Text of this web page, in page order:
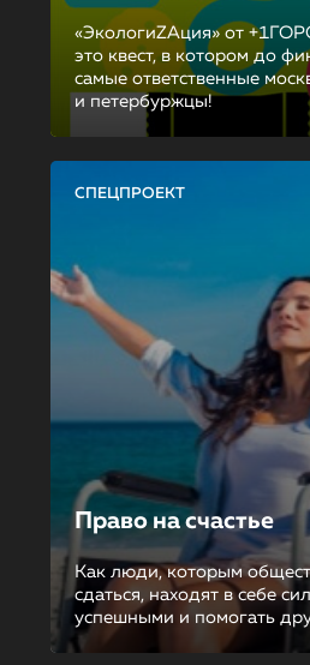
«ЭкологиZAция» от
это квест, в котором до
самые ответственные
и петербуржцы!
СПЕЦПРОЕКТ
Право на счастье
Как люди, которым
сдаться, находят в себе
успешными и помогать